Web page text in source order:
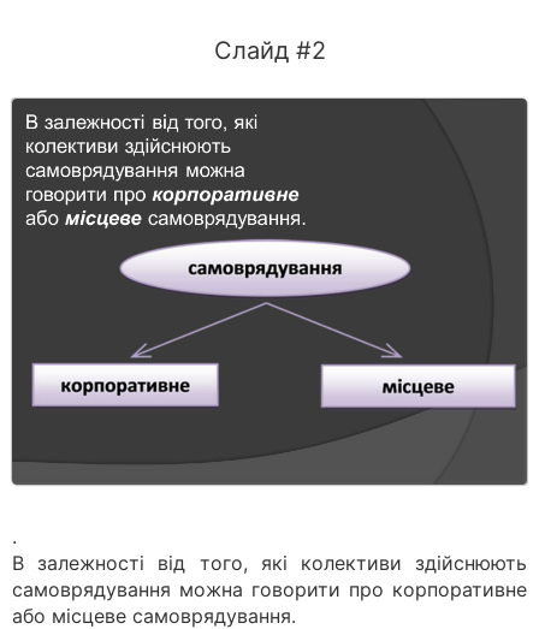
Слайд #2
.
В залежності від того, які колективи здійснюють
самоврядування можна говорити про корпоративне
або місцеве самоврядування.